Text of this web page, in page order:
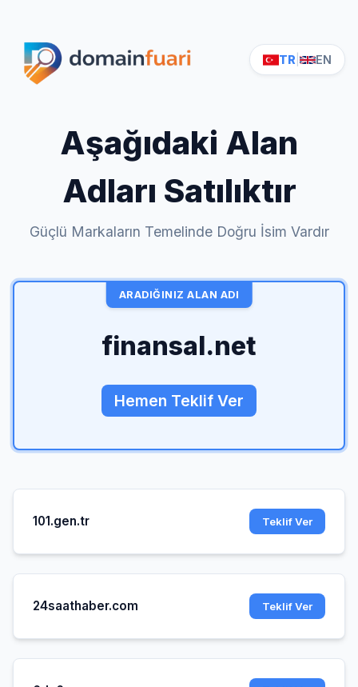
TR EN
Aşağıdaki Alan
Adları Satılıktır
Güçlü Markaların Temelinde Doğru İsim Vardır
ARADIĞINIZ ALAN ADI
finansal.net
Hemen Teklif Ver
101.gen.tr Teklif Ver
24saathaber.com Teklif Ver